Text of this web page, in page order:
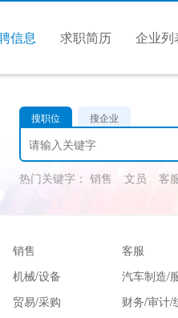
信息 求职简历 企业列
搜职位 搜企业
热门关键字： 销售 文员 客
销售
客服
机械/设备
汽车制造/
贸易/采购
财务/审计/